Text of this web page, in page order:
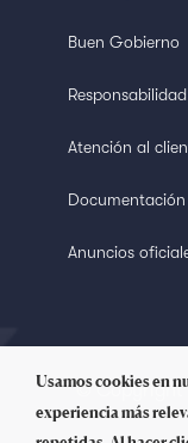
Buen Gobierno
Atención al
Anuncios
© Copyright
Usamos cookies en
experiencia más